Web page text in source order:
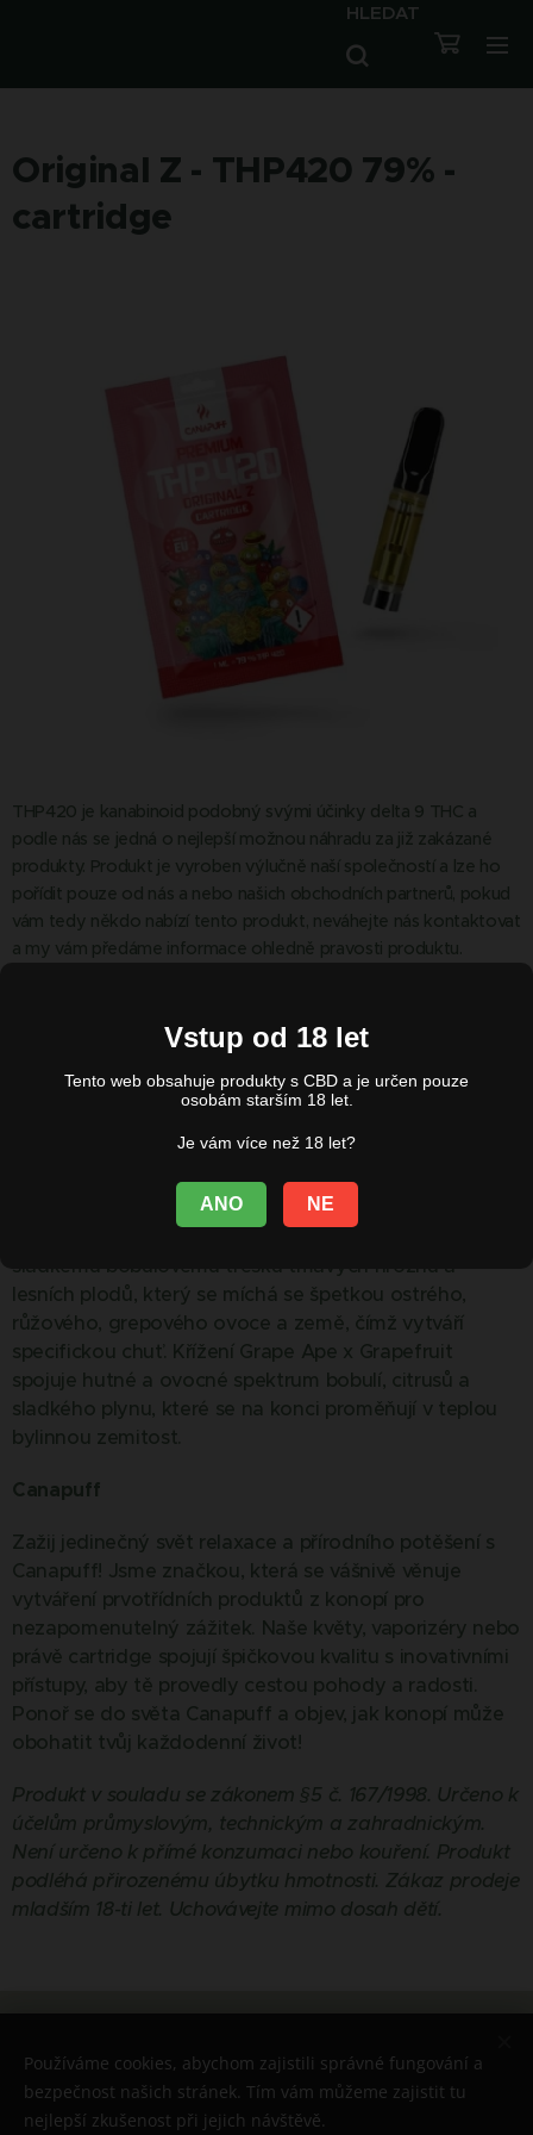
Vstup od 18 let
Tento web obsahuje produkty s CBD a je určen pouze
osobám starším 18 let.
Je vám více než 18 let?
ANO NE
HLEDAT
Original Z - THP420 79% -
cartridge
THP420 je kanabinoid podobný svými účinky delta 9 THC a
podle nás se jedná o nejlepší možnou náhradu za již zakázané
produkty. Produkt je vyroben výlučně naší společností a lze ho
pořídit pouze od nás a nebo našich obchodních partnerů, pokud
vám tedy někdo nabízí tento produkt, neváhejte nás kontaktovat
a my vám předáme informace ohledně pravosti produktu.
jeho účinnost a podobnost D9 THC, také nemá žádné negativní
sladkému bobulovému třesku tmavých hroznů a
lesních plodů, který se míchá se špetkou ostrého,
růžového, grepového ovoce a země, čímž vytváří
specifickou chuť. Křížení Grape Ape x Grapefruit
spojuje hutné a ovocné spektrum bobulí, citrusů a
sladkého plynu, které se na konci proměňují v teplou
bylinnou zemitost.
Canapuff
Zažij jedinečný svět relaxace a přírodního potěšení s
Canapuff! Jsme značkou, která se vášnivě věnuje
vytváření prvotřídních produktů z konopí pro
nezapomenutelný zážitek. Naše květy, vaporizéry nebo
právě cartridge spojují špičkovou kvalitu s inovativními
přístupy, aby tě provedly cestou pohody a radosti.
Ponoř se do světa Canapuff a objev, jak konopí může
obohatit tvůj každodenní život!
Produkt v souladu se zákonem §5 č. 167/1998. Určeno k
účelům průmyslovým, technickým a zahradnickým.
Není určeno k přímé konzumaci nebo kouření. Produkt
podléhá přirozenému úbytku hmotnosti. Zákaz prodeje
mladším 18-ti let. Uchovávejte mimo dosah dětí.
Cookies
Používáme cookies, abychom zajistili správné fungování a
bezpečnost našich stránek. Tím vám můžeme zajistit tu
nejlepší zkušenost při jejich návštěvě.